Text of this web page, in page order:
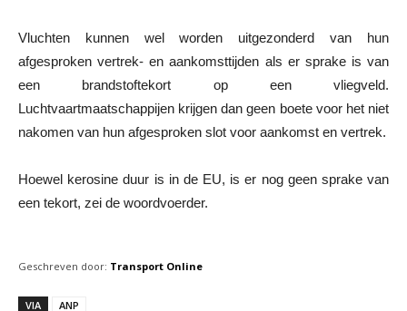
Vluchten kunnen wel worden uitgezonderd van hun
afgesproken vertrek- en aankomsttijden als er sprake is van
een brandstoftekort op een vliegveld.
Luchtvaartmaatschappijen krijgen dan geen boete voor het niet
nakomen van hun afgesproken slot voor aankomst en vertrek.
Hoewel kerosine duur is in de EU, is er nog geen sprake van
een tekort, zei de woordvoerder.
Geschreven door: Transport Online
VIA ANP